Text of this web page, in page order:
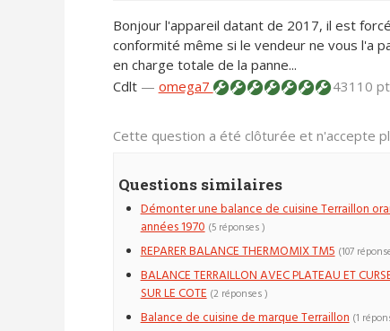
Bonjour l'appareil datant de 2017, il est
conformité même si le vendeur ne vous l'a
en charge totale de la panne...
Cdlt — omega7 43110
Cette question a été clôturée et n'accepte
Questions similaires
Démonter une balance de cuisine Terraillon
années 1970 (5 réponses )
REPARER BALANCE THERMOMIX TM5 (107
BALANCE TERRAILLON AVEC PLATEAU ET
SUR LE COTE (2 réponses )
Balance de cuisine de marque Terraillon (1